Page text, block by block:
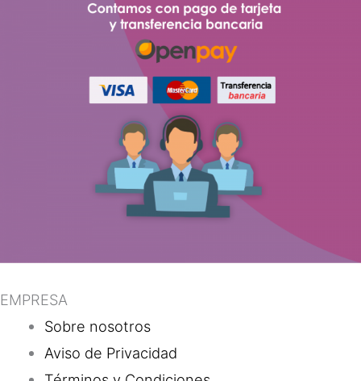
EMPRESA
Sobre nosotros
Aviso de Privacidad